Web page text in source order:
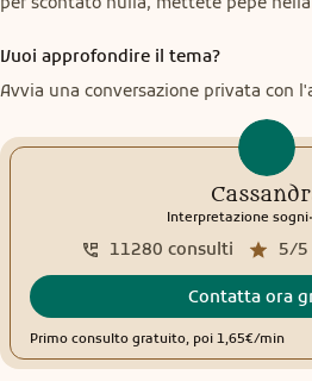
Vuoi approfondire il tema?
Avvia una conversazione privata con
Interpretazione sogni.
5/5
11280 consulti
Contatta ora
Primo consulto gratuito, poi 1,65€/min